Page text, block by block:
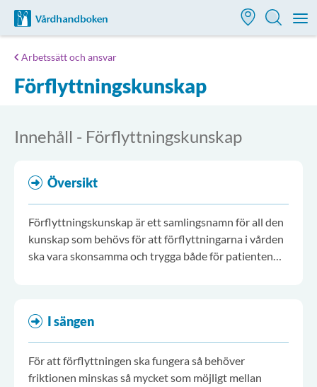
Till startsidan för Vårdhandboken
Arbetssätt och ansvar
Förflyttningskunskap
Innehåll - Förflyttningskunskap
Översikt
Förflyttningskunskap är ett samlingsnamn för all den
kunskap som behövs för att förflyttningarna i vården
ska vara skonsamma och trygga både för patienten
I sängen
För att förflyttningen ska fungera så behöver
friktionen minskas så mycket som möjligt mellan